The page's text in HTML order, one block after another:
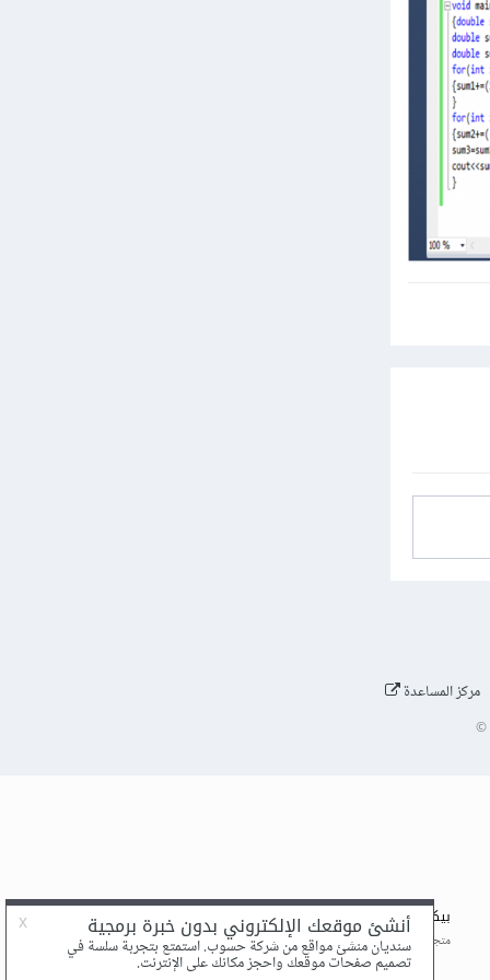
مركز المساعدة
©